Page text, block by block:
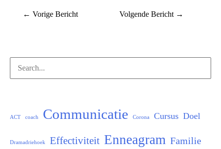
← Vorige Bericht Volgende Bericht →
Zoek
naar:
ACT coach Communicatie Corona Cursus Doel
Dramadriehoek Effectiviteit Enneagram Familie